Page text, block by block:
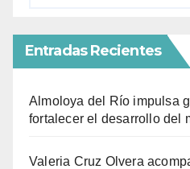
Entradas Recientes
Almoloya del Río impulsa
fortalecer el desarrollo del
Valeria Cruz Olvera